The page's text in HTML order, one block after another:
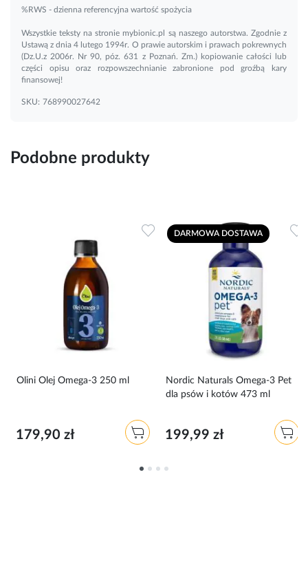
%RWS - dzienna referencyjna wartość spożycia
Wszystkie teksty na stronie mybionic.pl są naszego autorstwa. Zgodnie z
Ustawą z dnia 4 lutego 1994r. O prawie autorskim i prawach pokrewnych
(Dz.U.z 2006r. Nr 90, póz. 631 z Poznań. Zm.) kopiowanie całości lub
części opisu oraz rozpowszechnianie zabronione pod groźbą kary
finansowej!
SKU: 768990027642
Podobne produkty
Olini Olej Omega-3 250 ml
179,90 zł
Dodaj do ulubionych
DARMOWA DOSTAWA
Nordic Naturals Omega-3 Pet
dla psów i kotów 473 ml
199,99 zł